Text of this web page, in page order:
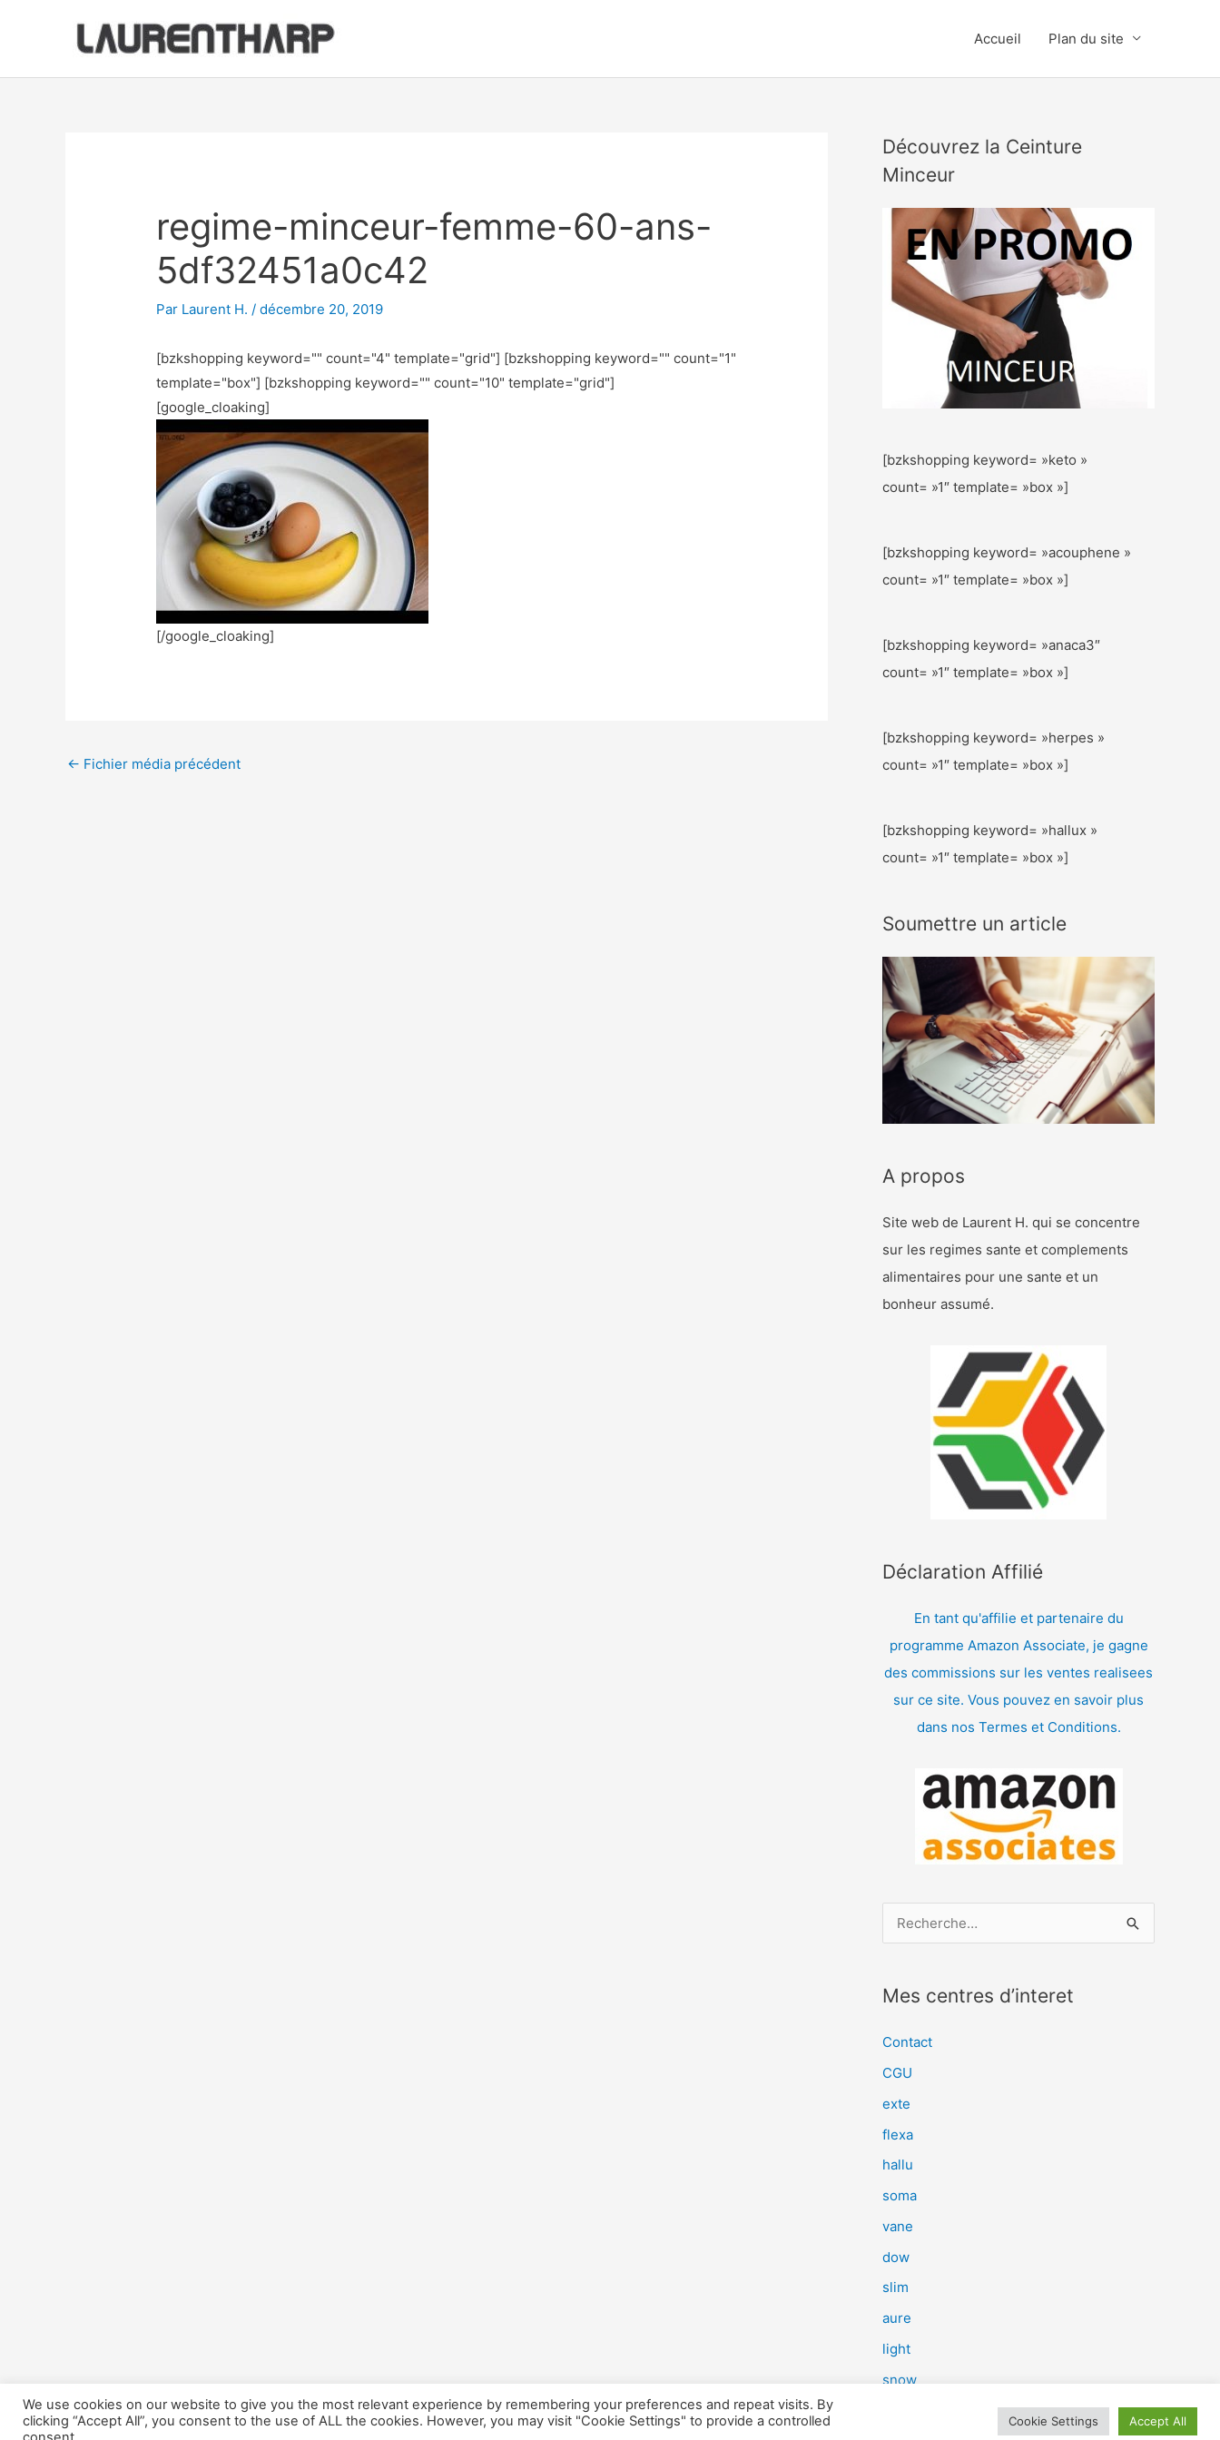
Accueil Plan du site
regime-minceur-femme-60-ans-
5df32451a0c42
Par Laurent H./décembre 20, 2019
[bzkshopping keyword="" count="4" template="grid"] [bzkshopping keyword="" count="1"
template="box"] [bzkshopping keyword="" count="10" template="grid"]
[google_cloaking]
[/google_cloaking]
← Fichier média précédent
Découvrez la Ceinture
Minceur
[bzkshopping keyword= »keto »
count= »1″ template= »box »]
[bzkshopping keyword= »acouphene »
count= »1″ template= »box »]
[bzkshopping keyword= »anaca3″
count= »1″ template= »box »]
[bzkshopping keyword= »herpes »
count= »1″ template= »box »]
[bzkshopping keyword= »hallux »
count= »1″ template= »box »]
Soumettre un article
A propos
Site web de Laurent H. qui se concentre
sur les regimes sante et complements
alimentaires pour une sante et un
bonheur assumé.
Déclaration Affilié
En tant qu'affilie et partenaire du
programme Amazon Associate, je gagne
des commissions sur les ventes realisees
sur ce site. Vous pouvez en savoir plus
dans nos Termes et Conditions.
e
e
r
:
Mes centres d’interet
Contact
CGU
exte
flexa
hallu
soma
vane
dow
slim
aure
light
snow
We use cookies on our website to give you the most relevant experience by remembering your preferences and repeat visits. By
clicking “Accept All”, you consent to the use of ALL the cookies. However, you may visit "Cookie Settings" to provide a controlled
Cookie Settings Accept All